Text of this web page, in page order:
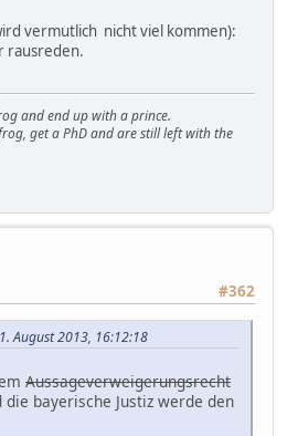
vermutlich nicht viel kommen):
rausreden.
and end up with a prince.
get a PhD and are still left with the
#362
August 2013, 16:12:18
Aussageverweigerungsrecht
die bayerische Justiz werde den